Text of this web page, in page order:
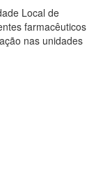
Local de
farmacêuticos
nas unidades